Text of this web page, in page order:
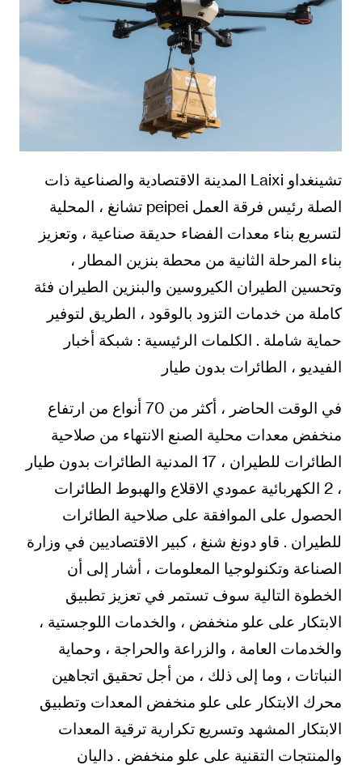
تشينغداو Laixi المدينة الاقتصادية والصناعية ذات
الصلة رئيس فرقة العمل peipei تشانغ ، المحلية
لتسريع بناء معدات الفضاء حديقة صناعية ، وتعزيز
بناء المرحلة الثانية من محطة بنزين المطار ،
وتحسين الطيران الكيروسين والبنزين الطيران فئة
كاملة من خدمات التزود بالوقود ، الطريق لتوفير
حماية شاملة . الكلمات الرئيسية : شبكة أخبار
الفيديو ، الطائرات بدون طيار
في الوقت الحاضر ، أكثر من 70 أنواع من ارتفاع
منخفض معدات محلية الصنع الانتهاء من صلاحية
الطائرات للطيران ، 17 المدنية الطائرات بدون طيار
، 2 الكهربائية عمودي الاقلاع والهبوط الطائرات
الحصول على الموافقة على صلاحية الطائرات
للطيران . قاو دونغ شنغ ، كبير الاقتصاديين في وزارة
الصناعة وتكنولوجيا المعلومات ، أشار إلى أن
الخطوة التالية سوف تستمر في تعزيز تطبيق
الابتكار على علو منخفض ، والخدمات اللوجستية ،
والخدمات العامة ، والزراعة والحراجة ، وحماية
النباتات ، وما إلى ذلك ، من أجل تحقيق اتجاهين
محرك الابتكار على علو منخفض المعدات وتطبيق
الابتكار المشهد وتسريع تكرارية ترقية المعدات
والمنتجات التقنية على علو منخفض . داليان